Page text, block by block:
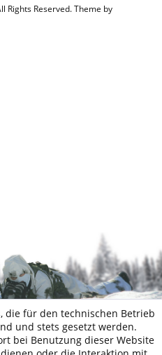
Rights Reserved. Theme by
die für den technischen Betrieb
und stets gesetzt werden.
bei Benutzung dieser Website